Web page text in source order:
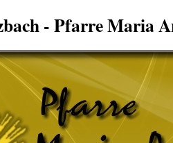
- Pfarre Maria